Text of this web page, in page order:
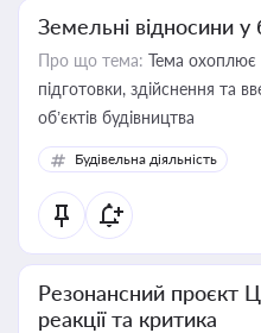
Земельні відносини у
Про що тема: Тема охоплює
підготовки, здійснення та
об’єктів будівництва
Будівельна діяльність
Резонансний проєкт
реакції та критика